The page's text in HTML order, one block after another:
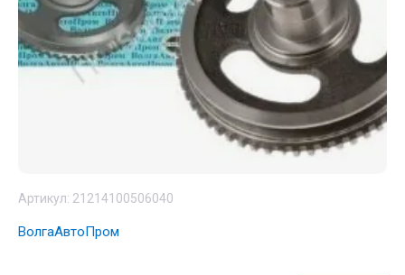
Артикул: 21214100506040
ВолгаАвтоПром